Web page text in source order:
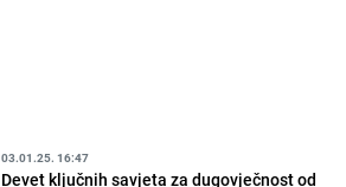
03.01.25. 16:47
Devet ključnih savjeta za dugovječnost od